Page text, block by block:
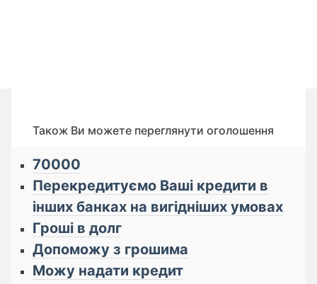
Також Ви можете переглянути оголошення
70000
Перекредитуємо Ваші кредити в
інших банках на вигідніших умовах
Гроші в долг
Допоможу з грошима
Можу надати кредит